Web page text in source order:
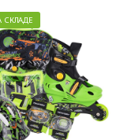
СКЛАДЕ